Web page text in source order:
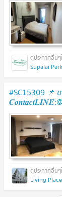
Supalai
#SC15309 📌
Living